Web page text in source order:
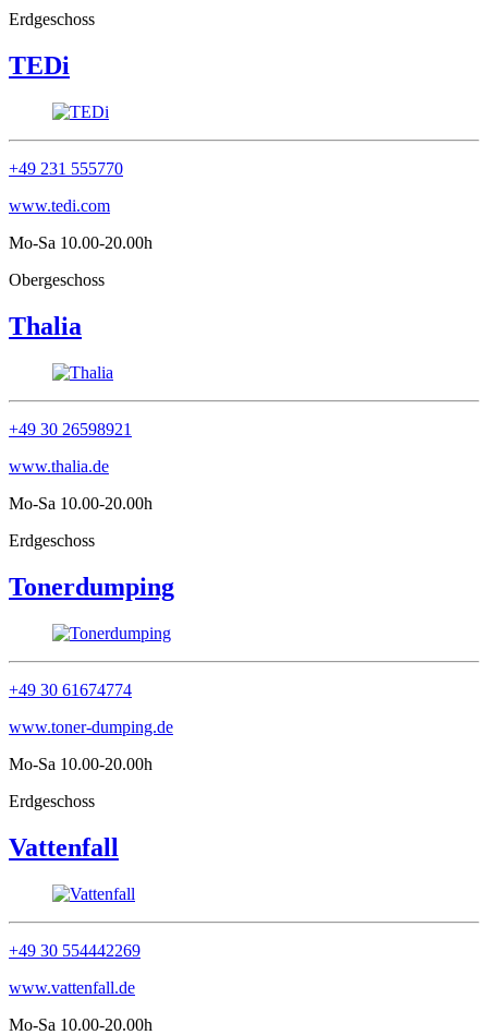
Erdgeschoss
TEDi
+49 231 555770
www.tedi.com
Mo-Sa 10.00-20.00h
Obergeschoss
Thalia
+49 30 26598921
www.thalia.de
Mo-Sa 10.00-20.00h
Erdgeschoss
Tonerdumping
+49 30 61674774
www.toner-dumping.de
Mo-Sa 10.00-20.00h
Erdgeschoss
Vattenfall
+49 30 554442269
www.vattenfall.de
Mo-Sa 10.00-20.00h